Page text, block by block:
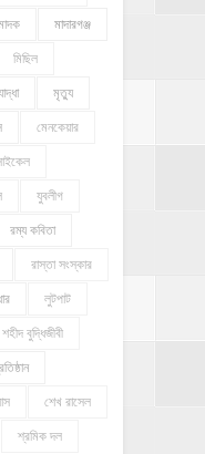
মাদারগঞ্জ
মিছিল
মৃত্যু
মেনকেয়ার
যুবলীগ
রম্য কবিতা
রাস্তা সংস্কার
লুটপাট
শহীদ বুদ্ধিজীবী
শেখ রাসেল
শ্রমিক দল